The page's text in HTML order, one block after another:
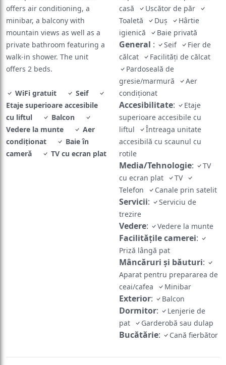
minibar, a balcony with
mountain views as well as a
private bathroom featuring a
walk-in shower. The unit
offers 2 beds.
Etaje superioare accesibile
cu liftul
Balcon
Vedere la munte
Aer
condiţionat
Baie în
cameră
TV cu ecran plat
Toaletă
Duş
Hârtie
igienică
Baie privată
General: Seif
Fier de
călcat
Facilităţi de călcat
Pardoseală de
gresie/marmură
condiţionat
Accesibilitate
superioare accesibile cu
liftul
Întreaga unitate
accesibilă cu scaunul cu
rotile
Media/Tehnologie
cu ecran plat
TV
Telefon
Canale prin satelit
Servicii :
Serviciu de
trezire
Vedere
Facilităţile camerei:
Priză lângă pat
Mâncăruri și băuturi
Aparat pentru prepararea de
ceai/cafea
Minibar
Exterior: Balcon
Dormitor :
Lenjerie de
pat
Garderobă sau dulap
Bucătărie: Cană fierbător